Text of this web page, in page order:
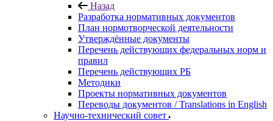
Назад
Разработка нормативных документов
План нормотворческой деятельности
Утверждённые документы
Перечень действующих федеральных норм и
правил
Перечень действующих РБ
Методики
Проекты нормативных документов
Переводы документов / Translations in English
Научно-технический совет